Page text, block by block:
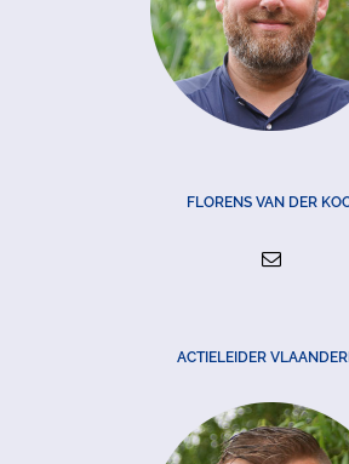
FLORENS VAN DER
ACTIELEIDER